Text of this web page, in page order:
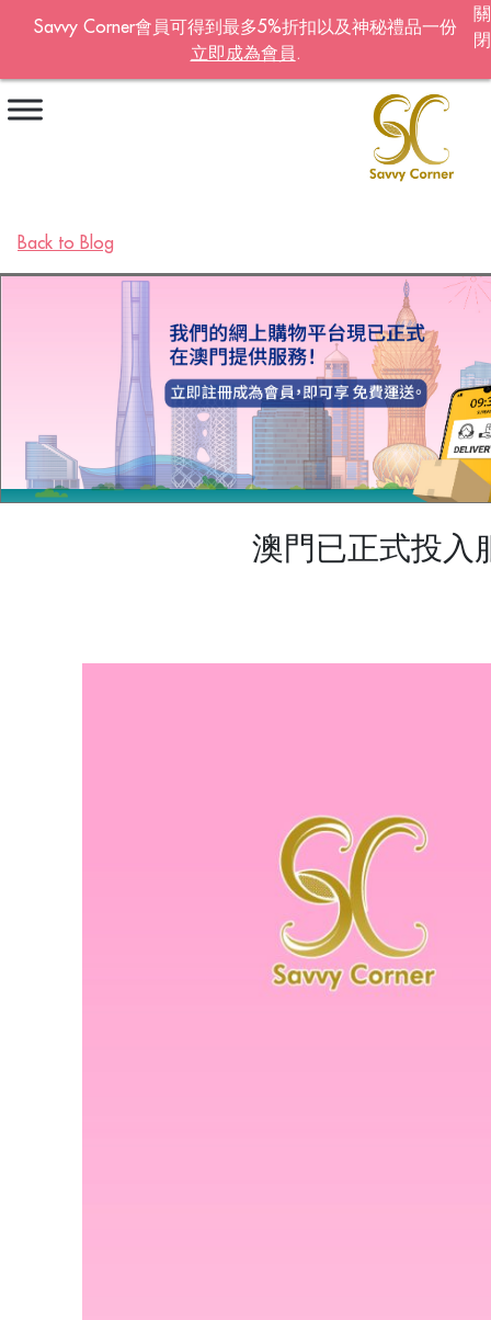
Back to Blog
澳門已正式投入
Become A Member!
電郵地址
Continue account creation
Savvy Corner會員可得到最多5%折扣以及神秘禮品一份
立即成為會員.
關
閉